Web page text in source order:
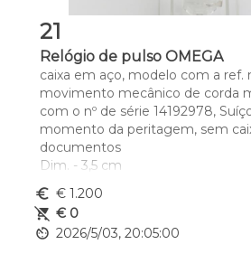
21
Relógio de pulso OMEGA
caixa em aço, modelo com a ref.
movimento mecânico de corda
com o nº de série 14192978,
momento da peritagem, sem
documentos
Dim. - 3,5 cm
euro_symbol € 1.200
remove_shopping_cart € 0
av_timer 2026/5/03, 20:05:00